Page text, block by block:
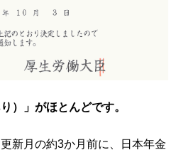
）」がほとんどです。
新月の約3か月前に、日本年金